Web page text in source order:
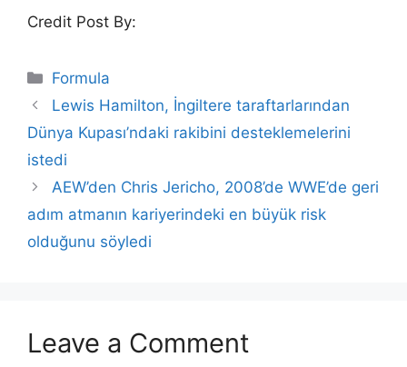
Credit Post By:
Categories
Formula
Lewis Hamilton, İngiltere taraftarlarından
Dünya Kupası’ndaki rakibini desteklemelerini
istedi
AEW’den Chris Jericho, 2008’de WWE’de geri
adım atmanın kariyerindeki en büyük risk
olduğunu söyledi
Leave a Comment